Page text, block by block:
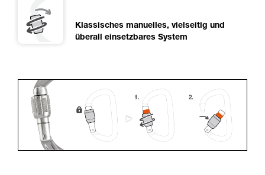
Klassisches manuelles, vielseitig und
überall einsetzbares System